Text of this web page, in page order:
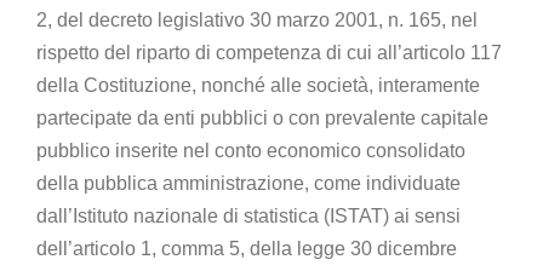
2, del decreto legislativo 30 marzo 2001, n. 165, nel
rispetto del riparto di competenza di cui all’articolo 117
della Costituzione, nonché alle società, interamente
partecipate da enti pubblici o con prevalente capitale
pubblico inserite nel conto economico consolidato
della pubblica amministrazione, come individuate
dall’Istituto nazionale di statistica (ISTAT) ai sensi
dell’articolo 1, comma 5, della legge 30 dicembre